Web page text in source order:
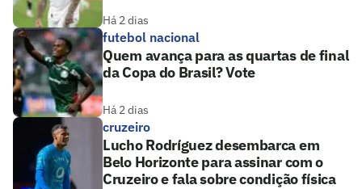
Há 2 dias
futebol nacional
Quem avança para as quartas de final
da Copa do Brasil? Vote
Há 2 dias
cruzeiro
Lucho Rodríguez desembarca em
Belo Horizonte para assinar com o
Cruzeiro e fala sobre condição física